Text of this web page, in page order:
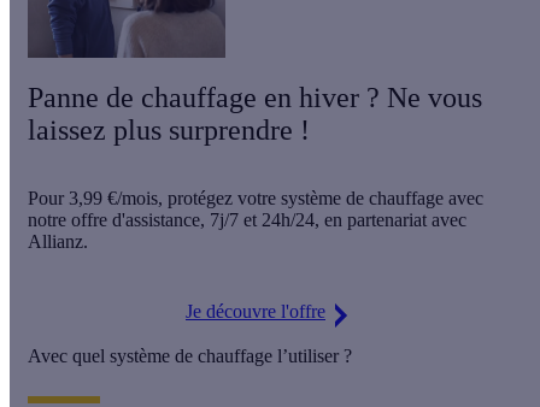
Panne de chauffage en hiver ? Ne vous
laissez plus surprendre !
Pour 3,99 €/mois, protégez votre système de chauffage avec
notre offre d'assistance, 7j/7 et 24h/24, en partenariat avec
Allianz.
Je découvre l'offre
Avec quel système de chauffage l’utiliser ?